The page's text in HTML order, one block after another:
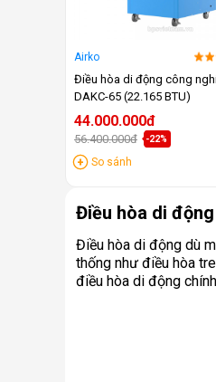
Airko
Điều hòa di động công
DAKC-65 (22.165 BTU)
44.000.000đ
56.400.000đ -22%
So sánh
Điều hòa di động
Điều hòa di động dù
thống như điều hòa
điều hòa di động